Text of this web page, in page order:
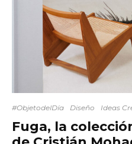
#ObjetodelDía Diseño Ideas
Fuga, la